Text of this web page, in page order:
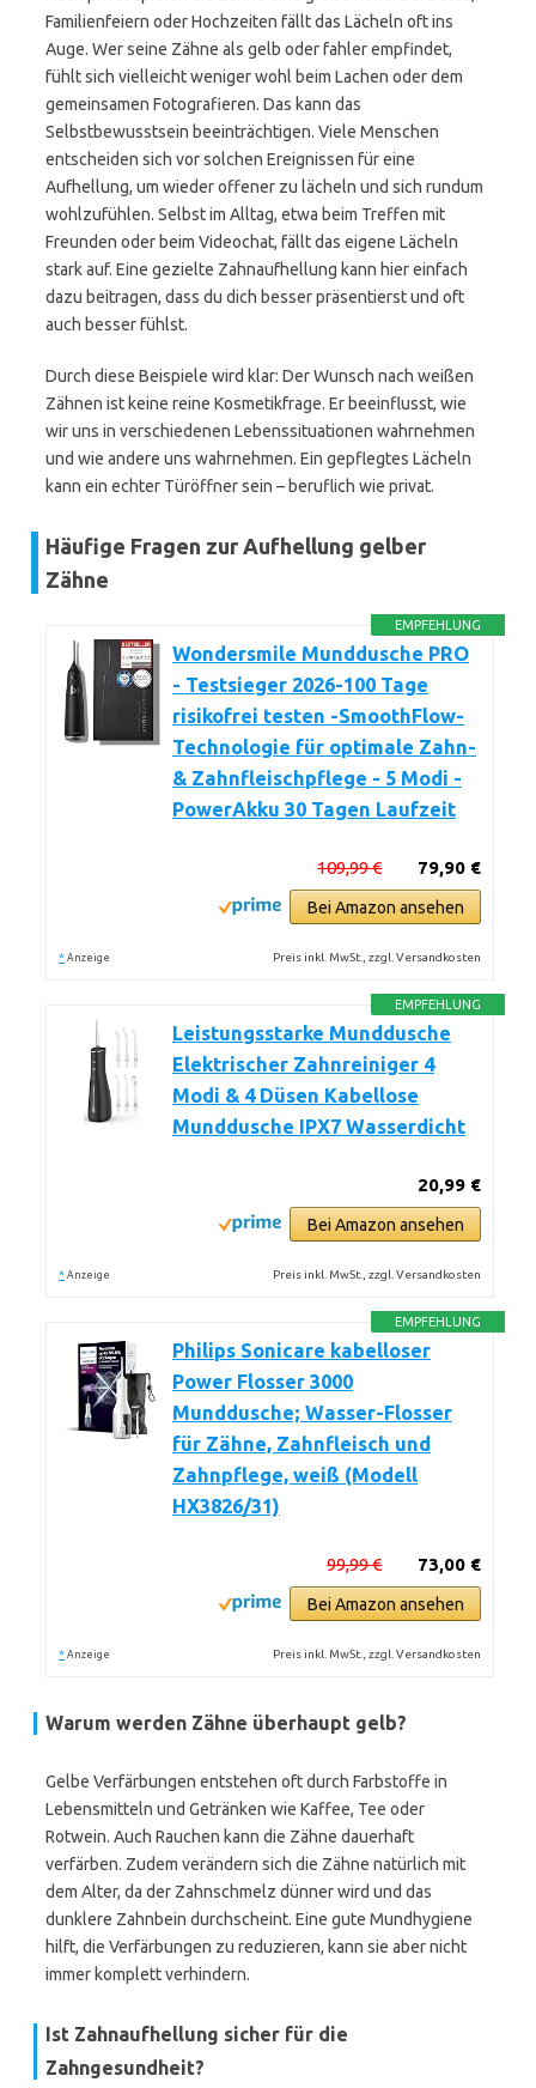
Familienfeiern oder Hochzeiten fällt das Lächeln oft ins
Auge. Wer seine Zähne als gelb oder fahler empfindet,
fühlt sich vielleicht weniger wohl beim Lachen oder dem
gemeinsamen Fotografieren. Das kann das
Selbstbewusstsein beeinträchtigen. Viele Menschen
entscheiden sich vor solchen Ereignissen für eine
Aufhellung, um wieder offener zu lächeln und sich rundum
wohlzufühlen. Selbst im Alltag, etwa beim Treffen mit
Freunden oder beim Videochat, fällt das eigene Lächeln
stark auf. Eine gezielte Zahnaufhellung kann hier einfach
dazu beitragen, dass du dich besser präsentierst und oft
auch besser fühlst.
Durch diese Beispiele wird klar: Der Wunsch nach weißen
Zähnen ist keine reine Kosmetikfrage. Er beeinflusst, wie
wir uns in verschiedenen Lebenssituationen wahrnehmen
und wie andere uns wahrnehmen. Ein gepflegtes Lächeln
kann ein echter Türöffner sein – beruflich wie privat.
Häufige Fragen zur Aufhellung gelber
Zähne
EMPFEHLUNG
Wondersmile Munddusche PRO
- Testsieger 2026-100 Tage
risikofrei testen -SmoothFlow-
Technologie für optimale Zahn-
& Zahnfleischpflege - 5 Modi -
PowerAkku 30 Tagen Laufzeit
79,90 €
109,99 €
Bei Amazon ansehen
* Anzeige Preis inkl. MwSt., zzgl. Versandkosten
EMPFEHLUNG
Leistungsstarke Munddusche
Elektrischer Zahnreiniger 4
Modi & 4 Düsen Kabellose
Munddusche IPX7 Wasserdicht
20,99 €
Bei Amazon ansehen
* Anzeige Preis inkl. MwSt., zzgl. Versandkosten
EMPFEHLUNG
Philips Sonicare kabelloser
Power Flosser 3000
Munddusche; Wasser-Flosser
für Zähne, Zahnfleisch und
Zahnpflege, weiß (Modell
HX3826/31)
73,00 €
99,99 €
Bei Amazon ansehen
* Anzeige Preis inkl. MwSt., zzgl. Versandkosten
Warum werden Zähne überhaupt gelb?
Gelbe Verfärbungen entstehen oft durch Farbstoffe in
Lebensmitteln und Getränken wie Kaffee, Tee oder
Rotwein. Auch Rauchen kann die Zähne dauerhaft
verfärben. Zudem verändern sich die Zähne natürlich mit
dem Alter, da der Zahnschmelz dünner wird und das
dunklere Zahnbein durchscheint. Eine gute Mundhygiene
hilft, die Verfärbungen zu reduzieren, kann sie aber nicht
immer komplett verhindern.
Ist Zahnaufhellung sicher für die
Zahngesundheit?